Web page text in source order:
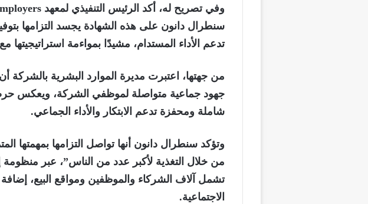
سنطرال دانون على هذه الشهادة يجسد التزامها
تدعم الأداء المستدام، مشيدًا بمواءمة استراتيجيتها
من جهتها، اعتبرت مديرة الموارد البشرية بالشركة
جهود جماعية متواصلة لموظفي الشركة، ويعكس
شاملة ومحفزة تدعم الابتكار والأداء الجماعي.
وتؤكد سنطرال دانون أنها تواصل التزامها بمهمتها
من خلال التغذية لأكبر عدد من الناس”، عبر منظومة
تشمل آلاف الشركاء والموظفين ومواقع البيع،
الاجتماعية.